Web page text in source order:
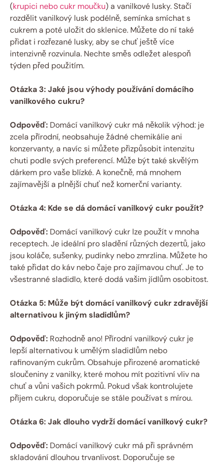
(krupici nebo cukr moučku) a vanilkové lusky. Stačí
rozdělit vanilkový lusk podélně, semínka smíchat s
cukrem a poté uložit do sklenice. Můžete do ní také
přidat i rozřezané lusky, aby se chuť ještě více
intenzivně rozvinula. Nechte směs odležet alespoň
týden před použitím.
Otázka 3: Jaké jsou výhody používání domácího
vanilkového cukru?
Odpověď: Domácí vanilkový cukr má několik výhod: je
zcela přírodní, neobsahuje žádné chemikálie ani
konzervanty, a navíc si můžete přizpůsobit intenzitu
chuti podle svých preferencí. Může být také skvělým
dárkem pro vaše blízké. A konečně, má mnohem
zajímavější a plnější chuť než komerční varianty.
Otázka 4: Kde se dá domácí vanilkový cukr použít?
Odpověď: Domácí vanilkový cukr lze použít v mnoha
receptech. Je ideální pro sladění různých dezertů, jako
jsou koláče, sušenky, pudinky nebo zmrzlina. Můžete ho
také přidat do káv nebo čaje pro zajímavou chuť. Je to
všestranné sladidlo, které dodá vašim jídlům osobitost.
Otázka 5: Může být domácí vanilkový cukr zdravější
alternativou k jiným sladidlům?
Odpověď: Rozhodně ano! Přírodní vanilkový cukr je
lepší alternativou k umělým sladidlům nebo
rafinovaným cukrům. Obsahuje přirozené aromatické
sloučeniny z vanilky, které mohou mít pozitivní vliv na
chuť a vůni vašich pokrmů. Pokud však kontrolujete
příjem cukru, doporučuje se stále používat s mírou.
Otázka 6: Jak dlouho vydrží domácí vanilkový cukr?
Odpověď: Domácí vanilkový cukr má při správném
skladování dlouhou trvanlivost. Doporučuje se